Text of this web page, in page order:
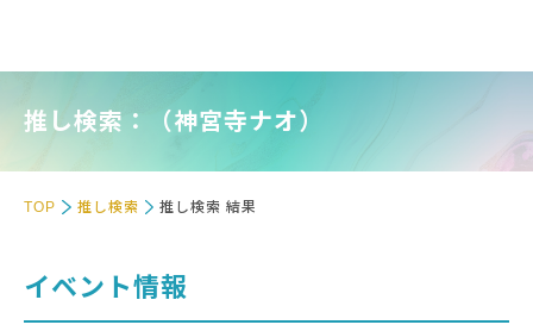
推し検索：（神宮寺ナオ）
TOP 推し検索 推し検索 結果
イベント情報